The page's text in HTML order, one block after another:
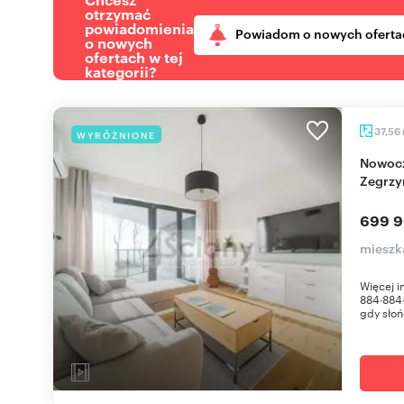
otrzymać
powiadomienia
o nowych
ofertach w tej
kategorii?
Powiadom o nowych
WYRÓŻNIONE 37,56
Nowoczesny apartament z tarasem nad Zalewem
699
Więcej
gdy